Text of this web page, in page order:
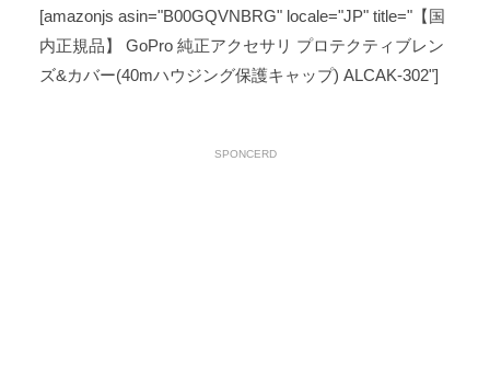
[amazonjs asin="B00GQVNBRG" locale="JP" title="【国
内正規品】 GoPro 純正アクセサリ プロテクティブレン
ズ&カバー(40mハウジング保護キャップ) ALCAK-302"]
SPONCERD